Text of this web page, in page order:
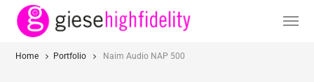
Home Portfolio Naim Audio NAP 500